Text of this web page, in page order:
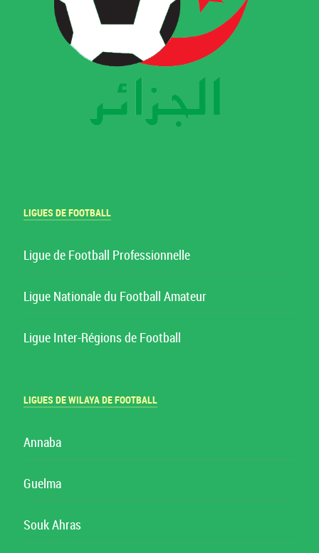
LIGUES DE FOOTBALL
Ligue de Football Professionnelle
Ligue Nationale du Football Amateur
Ligue Inter-Régions de Football
LIGUES DE WILAYA DE FOOTBALL
Annaba
Guelma
Souk Ahras